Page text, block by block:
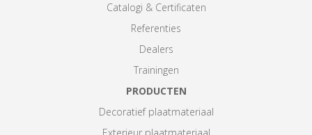
Catalogi & Certificaten
Referenties
Dealers
Trainingen
PRODUCTEN
Decoratief plaatmateriaal